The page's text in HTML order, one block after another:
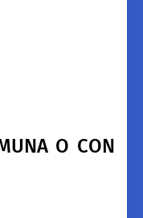
O CON